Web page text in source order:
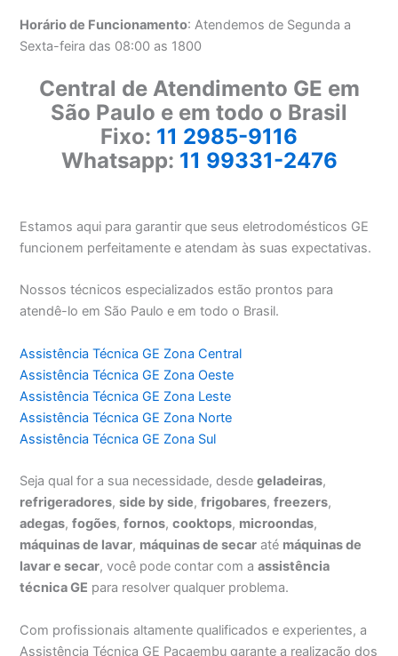
Horário de Funcionamento: Atendemos de Segunda a
Sexta-feira das 08:00 as 1800
Central de Atendimento GE em
São Paulo e em todo o Brasil
Fixo: 11 2985-9116
Whatsapp: 11 99331-2476
Estamos aqui para garantir que seus eletrodomésticos GE
funcionem perfeitamente e atendam às suas expectativas.
Nossos técnicos especializados estão prontos para
atendê-lo em São Paulo e em todo o Brasil.
Assistência Técnica GE Zona Central
Assistência Técnica GE Zona Oeste
Assistência Técnica GE Zona Leste
Assistência Técnica GE Zona Norte
Assistência Técnica GE Zona Sul
Seja qual for a sua necessidade, desdegeladeiras,
refrigeradores,side by side,frigobares,freezers,
adegas,fogões,fornos,cooktops, microondas,
máquinas de lavar, máquinas de secar até máquinas de
lavar e secar, você pode contar com aassistência
técnica GE para resolver qualquer problema.
Com profissionais altamente qualificados e experientes, a
Assistência Técnica GE Pacaembu garante a realização dos